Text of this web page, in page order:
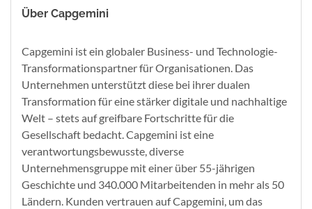
Über Capgemini
Capgemini ist ein globaler Business- und Technologie-
Transformationspartner für Organisationen. Das
Unternehmen unterstützt diese bei ihrer dualen
Transformation für eine stärker digitale und nachhaltige
Welt – stets auf greifbare Fortschritte für die
Gesellschaft bedacht. Capgemini ist eine
verantwortungsbewusste, diverse
Unternehmensgruppe mit einer über 55-jährigen
Geschichte und 340.000 Mitarbeitenden in mehr als 50
Ländern. Kunden vertrauen auf Capgemini, um das